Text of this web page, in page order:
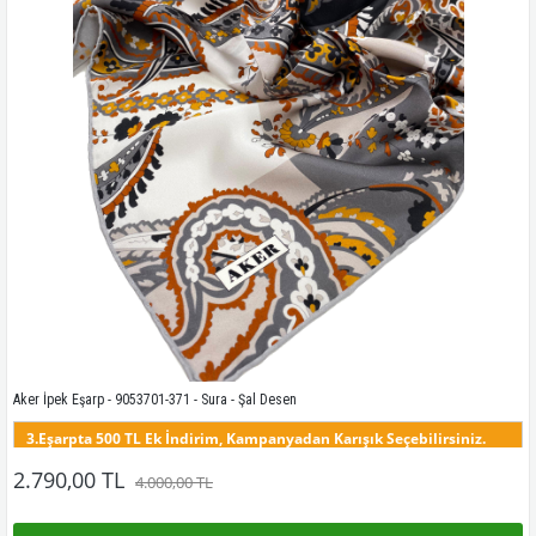
Kampanyadaki tüm modelleri görmek için buraya tıkla
Aker İpek Eşarp - 9053701-371 - Sura - Şal Desen
3.Eşarpta 500 TL Ek İndirim, Kampanyadan Karışık Seçebilirsiniz.
2.790,00 TL 4.000,00 TL